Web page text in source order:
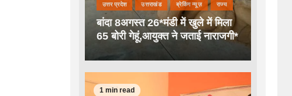
उत्तर प्रदेश उत्तराखंड ब्रेकिंग न्यूज़ राज्य
बांदा 8अगस्त 26*मंडी में खुले में मिला
65 बोरी गेहूं,आयुक्त ने जताई नाराजगी*
1 min read